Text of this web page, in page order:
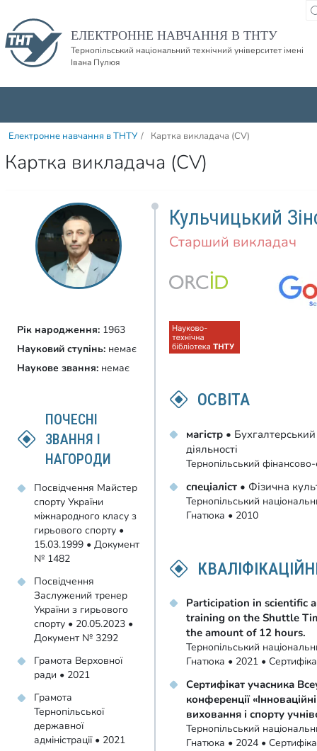
ЕЛЕКТРОННЕ НАВЧАННЯ В ТНТУ
Тернопільський національний технічний університет імені
Івана Пулюя
Електронне навчання в ТНТУ / Картка викладача (CV)
Картка викладача (CV)
Рік народження: 1963
Науковий ступінь: немає
Наукове звання: немає
ПОЧЕСНІ
ЗВАННЯ І
НАГОРОДИ
Посвідчення Майстер
спорту України
міжнародного класу з
гирьового спорту •
15.03.1999 • Документ
№ 1482
Посвідчення
Заслужений тренер
України з гирьового
спорту • 20.05.2023 •
Документ № 3292
Грамота Верховної
ради • 2021
Грамота
Тернопільської
державної
адміністрації • 2021
Кульчицький
Старший викладач
ОСВІТА
магістр • Бухгалтерський
діяльності
Тернопільський
спеціаліст • Фізична
Тернопільський
Гнатюка • 2010
Participation in scientific
training on the Shuttle
the amount of 12 hours.
Тернопільський
Гнатюка • 2021 •
Сертифікат учасника
конференції
виховання і спорту
Тернопільський
Гнатюка • 2024 •